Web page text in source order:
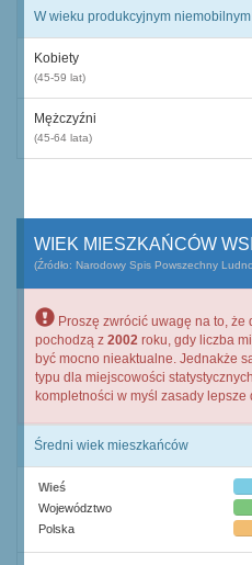
W wieku produkcyjnym niemobilnym
Kobiety
(45-59 lat)
Mężczyźni
(45-64 lata)
WIEK MIESZKAŃCÓW
(Źródło: Narodowy Spis Powszechny
Proszę zwrócić uwagę na to,
pochodzą z 2002 roku, gdy liczba
być mocno nieaktualne. Jednakże
typu dla miejscowości
kompletności w myśl zasady
Średni wiek mieszkańców
Wieś
Województwo
Polska